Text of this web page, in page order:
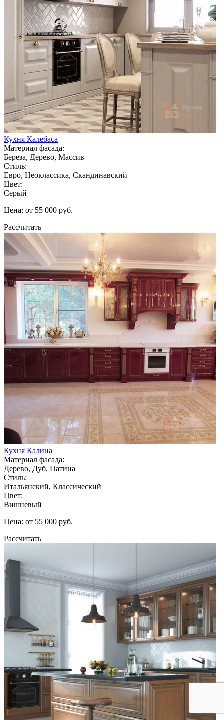
Кухня Калебаса
Материал фасада:
Береза, Дерево, Массив
Стиль:
Евро, Неоклассика, Скандинавский
Цвет:
Серый
Цена: от 55 000 руб.
Рассчитать
Кухня Калина
Материал фасада:
Дерево, Дуб, Патина
Стиль:
Итальянский, Классический
Цвет:
Вишневый
Цена: от 55 000 руб.
Рассчитать